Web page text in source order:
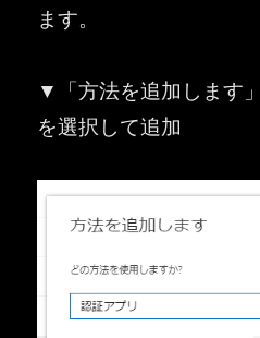
ます。
▼「方法を追加します
を選択して追加